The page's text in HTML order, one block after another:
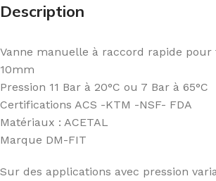
Description
Vanne manuelle à raccord rapide
10mm
Pression 11 Bar à 20°C ou 7 Bar à 65°C
Certifications ACS -KTM -NSF- FDA
Matériaux : ACETAL
Marque DM-FIT
Sur des applications avec pression